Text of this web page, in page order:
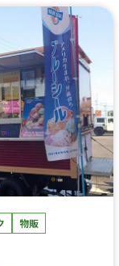
ランク、チュロ
ッシュアンドチッ
物販